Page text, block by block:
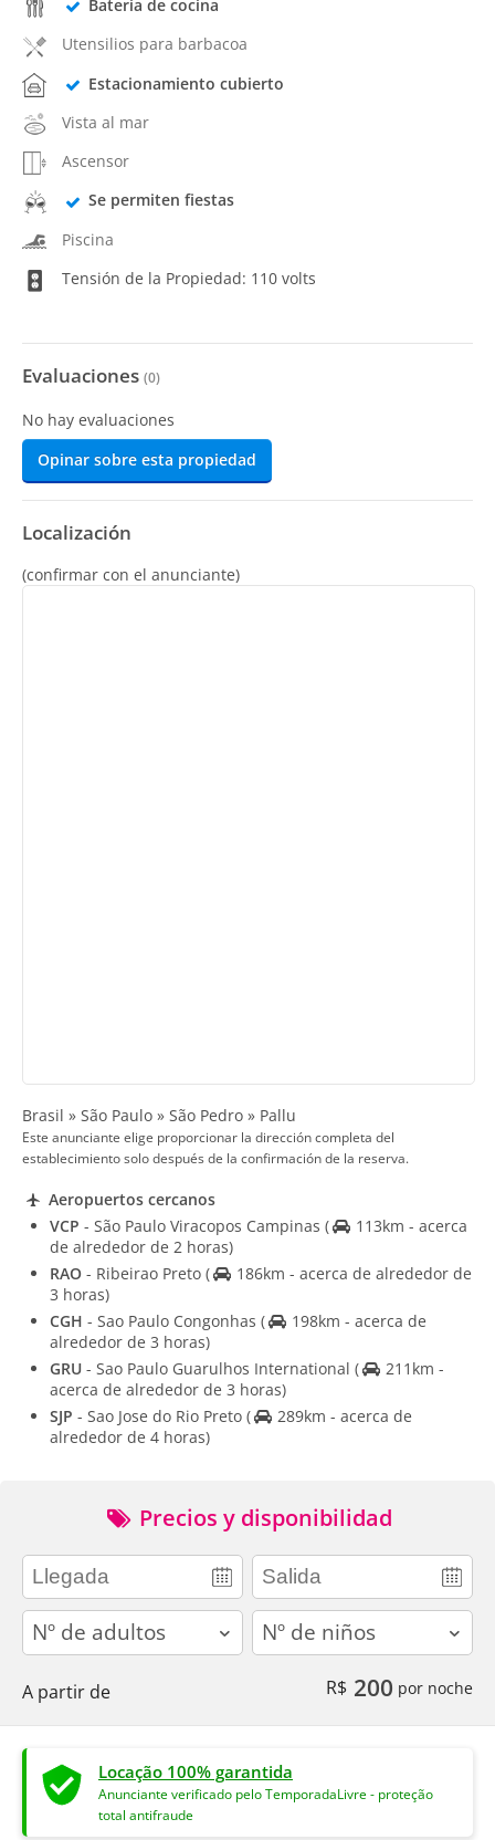
Batería de cocina
Utensilios para barbacoa
Estacionamiento cubierto
Vista al mar
Ascensor
Se permiten fiestas
Piscina
Tensión de la Propiedad: 110 volts
Evaluaciones (0)
No hay evaluaciones
Opinar sobre esta propiedad
Localización
(confirmar con el anunciante)
Brasil » São Paulo » São Pedro » Pallu
Este anunciante elige proporcionar la dirección completa del
establecimiento solo después de la confirmación de la reserva.
Aeropuertos cercanos
VCP - São Paulo Viracopos Campinas (
113km - acerca
de alrededor de 2 horas)
RAO - Ribeirao Preto (
186km - acerca de alrededor de
3 horas)
CGH - Sao Paulo Congonhas (
198km - acerca de
alrededor de 3 horas)
GRU - Sao Paulo Guarulhos International (
211km -
acerca de alrededor de 3 horas)
SJP - Sao Jose do Rio Preto (
289km - acerca de
alrededor de 4 horas)
Precios y disponibilidad
adults children
A partir de R$ 200 por noche
Locação 100% garantida
Anunciante verificado pelo TemporadaLivre - proteção
total antifraude